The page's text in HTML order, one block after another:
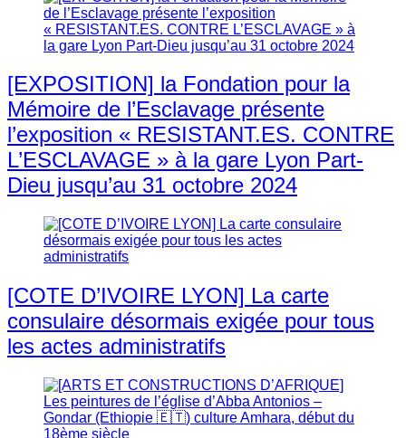
[EXPOSITION] la Fondation pour la
Mémoire de l’Esclavage présente
l’exposition « RESISTANT.ES. CONTRE
L’ESCLAVAGE » à la gare Lyon Part-
Dieu jusqu’au 31 octobre 2024
[COTE D’IVOIRE LYON] La carte
consulaire désormais exigée pour tous
les actes administratifs